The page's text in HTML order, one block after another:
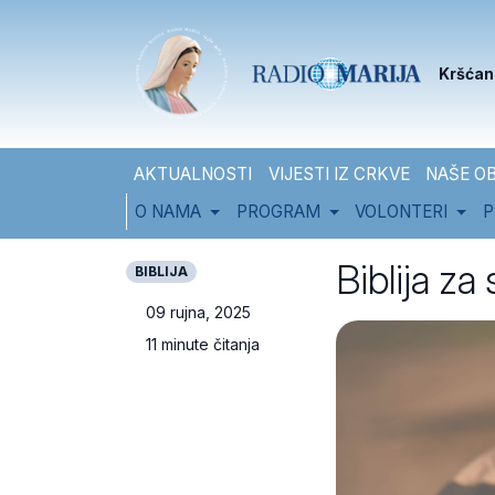
AKTUALNOSTI VIJESTI IZ CRKVE
NAŠE
O NAMA
PROGRAM VOLONTERI
BIBLIJA
09 rujna, 2025
11 minute čitanja
Biblija